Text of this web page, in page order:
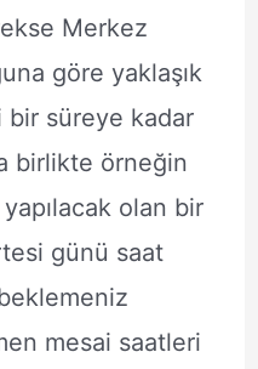
Merkez
göre yaklaşık
süreye kadar
birlikte örneğin
olan bir
günü saat
mesai saatleri